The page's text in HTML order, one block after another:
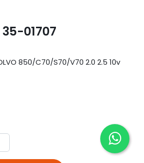
01707
850/C70/S70/V70 2.0 2.5 10v